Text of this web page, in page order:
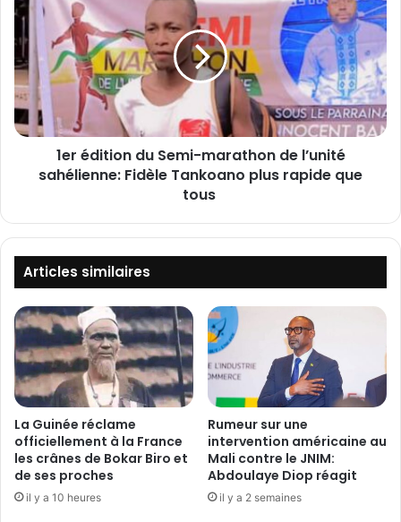
i
t
é
:
C
o
u
a
e
l
a
G
e
d
a
r
m
e
é
d
i
t
o
-
m
a
a
t
h
o
n
d
e
l
1er édition du Semi-marathon de l’unité
sahélienne: Fidèle Tankoano plus rapide que
tous
Articles similaires
La Guinée réclame
officiellement à la France
les crânes de Bokar Biro et
de ses proches
il y a 10 heures
Rumeur sur une
intervention américaine au
Mali contre le JNIM:
Abdoulaye Diop réagit
il y a 2 semaines